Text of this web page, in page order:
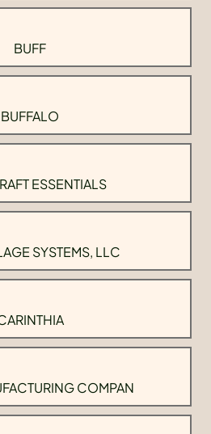
BUFF
BUFFALO
ESSENTIALS
SYSTEMS, LLC
COMPAN